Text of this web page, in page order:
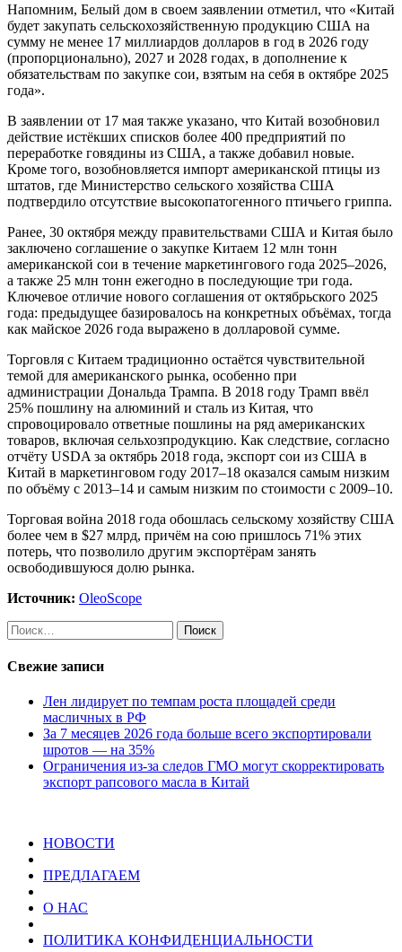
Напомним, Белый дом в своем заявлении отметил, что «Китай
будет закупать сельскохозяйственную продукцию США на
сумму не менее 17 миллиардов долларов в год в 2026 году
(пропорционально), 2027 и 2028 годах, в дополнение к
обязательствам по закупке сои, взятым на себя в октябре 2025
года».
В заявлении от 17 мая также указано, что Китай возобновил
действие истёкших списков более 400 предприятий по
переработке говядины из США, а также добавил новые.
Кроме того, возобновляется импорт американской птицы из
штатов, где Министерство сельского хозяйства США
подтвердило отсутствие высокопатогенного птичьего гриппа.
Ранее, 30 октября между правительствами США и Китая было
заключено соглашение о закупке Китаем 12 млн тонн
американской сои в течение маркетингового года 2025–2026,
а также 25 млн тонн ежегодно в последующие три года.
Ключевое отличие нового соглашения от октябрьского 2025
года: предыдущее базировалось на конкретных объёмах, тогда
как майское 2026 года выражено в долларовой сумме.
Торговля с Китаем традиционно остаётся чувствительной
темой для американского рынка, особенно при
администрации Дональда Трампа. В 2018 году Трамп ввёл
25% пошлину на алюминий и сталь из Китая, что
спровоцировало ответные пошлины на ряд американских
товаров, включая сельхозпродукцию. Как следствие, согласно
отчёту USDA за октябрь 2018 года, экспорт сои из США в
Китай в маркетинговом году 2017–18 оказался самым низким
по объёму с 2013–14 и самым низким по стоимости с 2009–10.
Торговая война 2018 года обошлась сельскому хозяйству США
более чем в $27 млрд, причём на сою пришлось 71% этих
потерь, что позволило другим экспортёрам занять
освободившуюся долю рынка.
Источник: OleoScope
Найти:
Свежие записи
Лен лидирует по темпам роста площадей среди
масличных в РФ
За 7 месяцев 2026 года больше всего экспортировали
шротов — на 35%
Ограничения из-за следов ГМО могут скорректировать
экспорт рапсового масла в Китай
НОВОСТИ
ПРЕДЛАГАЕМ
О НАС
ПОЛИТИКА КОНФИДЕНЦИАЛЬНОСТИ